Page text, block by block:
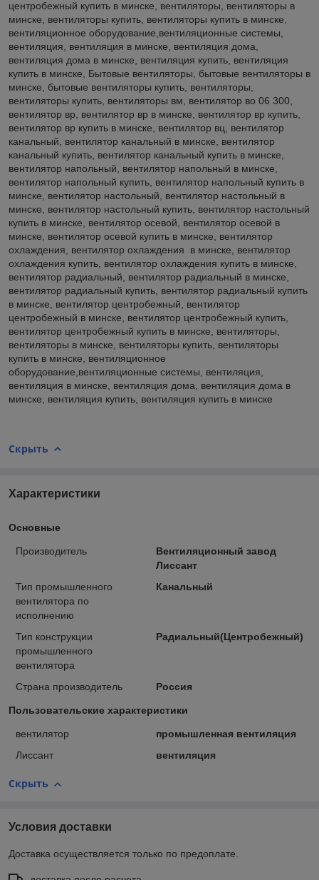
центробежный купить в минске, вентиляторы, вентиляторы в
минске, вентиляторы купить, вентиляторы купить в минске,
вентиляционное оборудование,вентиляционные системы,
вентиляция, вентиляция в минске, вентиляция дома,
вентиляция дома в минске, вентиляция купить, вентиляция
купить в минске, Бытовые вентиляторы, бытовые вентиляторы в
минске, бытовые вентиляторы купить, вентиляторы,
вентиляторы купить, вентиляторы вм, вентилятор во 06 300,
вентилятор вр, вентилятор вр в минске, вентилятор вр купить,
вентилятор вр купить в минске, вентилятор вц, вентилятор
канальный, вентилятор канальный в минске, вентилятор
канальный купить, вентилятор канальный купить в минске,
вентилятор напольный, вентилятор напольный в минске,
вентилятор напольный купить, вентилятор напольный купить в
минске, вентилятор настольный, вентилятор настольный в
минске, вентилятор настольный купить, вентилятор настольный
купить в минске, вентилятор осевой, вентилятор осевой в
минске, вентилятор осевой купить в минске, вентилятор
охлаждения, вентилятор охлаждения в минске, вентилятор
охлаждения купить, вентилятор охлаждения купить в минске,
вентилятор радиальный, вентилятор радиальный в минске,
вентилятор радиальный купить, вентилятор радиальный купить
в минске, вентилятор центробежный, вентилятор
центробежный в минске, вентилятор центробежный купить,
вентилятор центробежный купить в минске, вентиляторы,
вентиляторы в минске, вентиляторы купить, вентиляторы
купить в минске, вентиляционное
оборудование,вентиляционные системы, вентиляция,
вентиляция в минске, вентиляция дома, вентиляция дома в
минске, вентиляция купить, вентиляция купить в минске
Скрыть
Характеристики
Основные
Производитель
Вентиляционный завод
Лиссант
Тип промышленного
вентилятора по
исполнению
Канальный
Тип конструкции
промышленного
вентилятора
Радиальный(Центробежный)
Страна производитель Россия
Пользовательские характеристики
вентилятор
промышленная вентиляция
Лиссант
вентиляция
Скрыть
Условия доставки
Доставка осуществляется только по предоплате.